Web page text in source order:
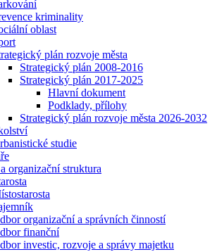
kriminality
oblast
plán rozvoje města
Strategický plán 2008-2016
Strategický plán 2017-2025
Hlavní dokument
Podklady, přílohy
Strategický plán rozvoje města 2026-2032
studie
organizační struktura
organizační a správních činností
finanční
investic, rozvoje a správy majetku